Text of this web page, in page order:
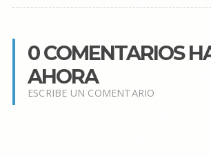
0 COMENTARIOS
AHORA
ESCRIBE UN COMENTARIO